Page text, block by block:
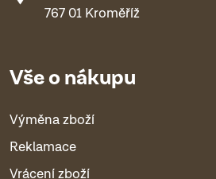
767 01 Kroměříž
Vše o nákupu
Výměna zboží
Reklamace
Vrácení zboží